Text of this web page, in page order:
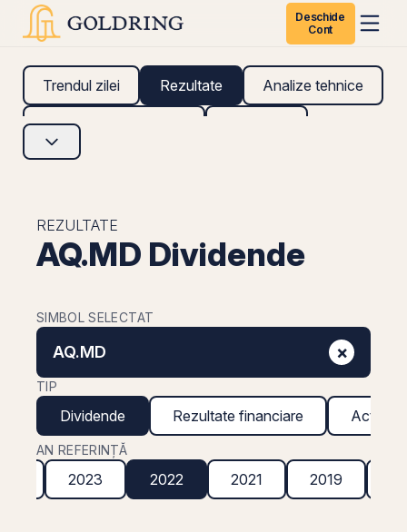
Deschide
Cont
Trendul zilei Rezultate Analize tehnice
Analize fundamentale
REZULTATE
AQ.MD Dividende
SIMBOL SELECTAT
AQ.MD ×
TIP
Dividende Rezultate financiare Acțiuni
AN REFERINȚĂ
2023 2022 2021 2019